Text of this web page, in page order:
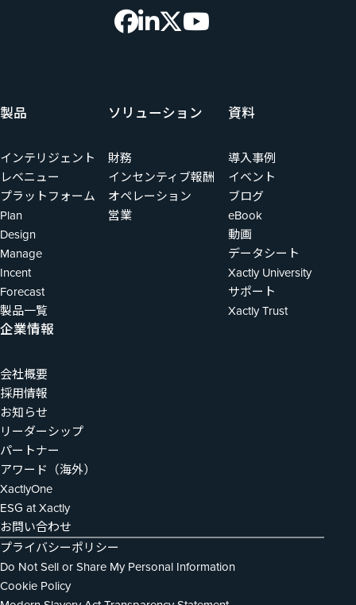
製品
インテリジェント
レベニュー
プラットフォーム
Plan
Design
Manage
Incent
Forecast
製品一覧
ソリューション
財務
インセンティブ報酬
オペレーション
営業
資料
導入事例
イベント
ブログ
eBook
動画
データシート
Xactly University
サポート
Xactly Trust
企業情報
会社概要
採用情報
お知らせ
リーダーシップ
パートナー
アワード（海外）
XactlyOne
ESG at Xactly
お問い合わせ
プライバシーポリシー
Do Not Sell or Share My Personal Information
Cookie Policy